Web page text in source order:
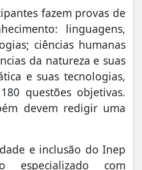
fazem provas de
linguagens,
ciências humanas
da natureza e suas
e suas tecnologias,
questões objetivas.
devem redigir uma
e inclusão do Inep
especializado com